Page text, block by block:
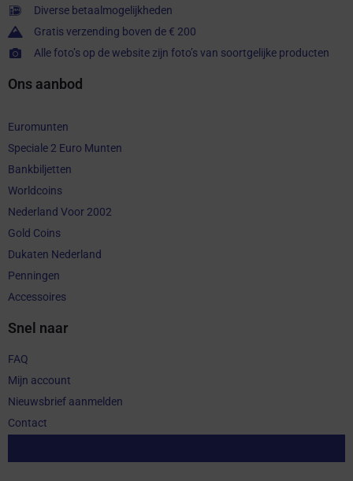
Diverse betaalmogelijkheden
Gratis verzending boven de € 200
Alle foto’s op de website zijn foto’s van soortgelijke producten
Ons aanbod
Euromunten
Speciale 2 Euro Munten
Bankbiljetten
Worldcoins
Nederland Voor 2002
Gold Coins
Dukaten Nederland
Penningen
Accessoires
Snel naar
FAQ
Mijn account
Nieuwsbrief aanmelden
Contact